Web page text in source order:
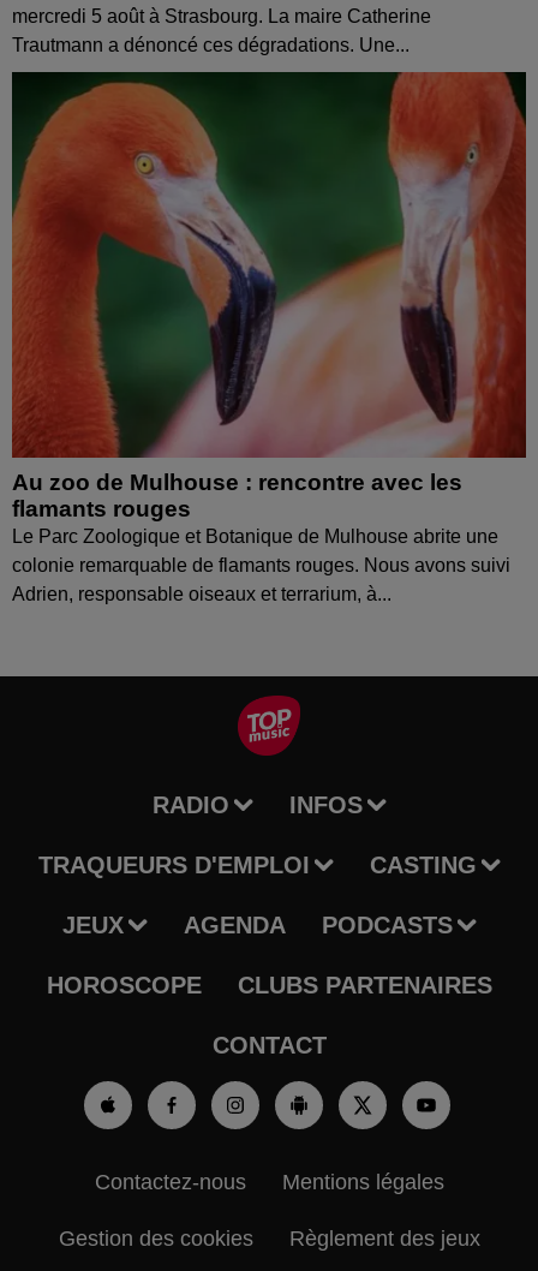
mercredi 5 août à Strasbourg. La maire Catherine
Trautmann a dénoncé ces dégradations. Une...
Au zoo de Mulhouse : rencontre avec les
flamants rouges
Le Parc Zoologique et Botanique de Mulhouse abrite une
colonie remarquable de flamants rouges. Nous avons suivi
Adrien, responsable oiseaux et terrarium, à...
RADIO INFOS
TRAQUEURS D'EMPLOI CASTING
JEUX AGENDA PODCASTS
HOROSCOPE CLUBS PARTENAIRES
CONTACT
Contactez-nous Mentions légales
Gestion des cookies Règlement des jeux